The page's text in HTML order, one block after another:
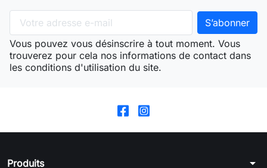
Vous pouvez vous désinscrire à tout moment. Vous
trouverez pour cela nos informations de contact dans
les conditions d'utilisation du site.
Produits arrow_drop_down